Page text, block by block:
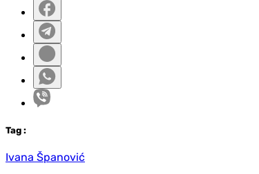
Tag :
Ivana Španović